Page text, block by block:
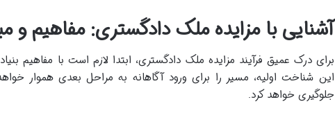
آشنایی با مزایده ملک دادگستری: مفاهیم و
برای درک عمیق فرآیند مزایده ملک دادگستری، ابتدا لازم است با مفاهیم
این شناخت اولیه، مسیر را برای ورود آگاهانه به مراحل بعدی هموار
جلوگیری خواهد کرد.